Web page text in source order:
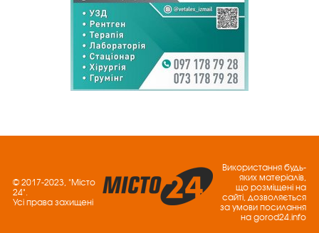
© 2017-2023, "Місто
24".
Усі права захищені
Використання будь-
яких матеріалів,
що розміщені на
сайті, дозволяється
за умови посилання
на gorod24.info